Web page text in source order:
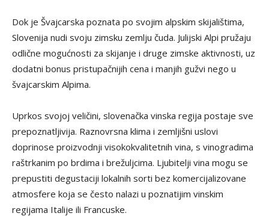
Dok je Švajcarska poznata po svojim alpskim skijalištima,
Slovenija nudi svoju zimsku zemlju čuda. Julijski Alpi pružaju
odlične mogućnosti za skijanje i druge zimske aktivnosti, uz
dodatni bonus pristupačnijih cena i manjih gužvi nego u
švajcarskim Alpima.
Uprkos svojoj veličini, slovenačka vinska regija postaje sve
prepoznatljivija. Raznovrsna klima i zemljišni uslovi
doprinose proizvodnji visokokvalitetnih vina, s vinogradima
raštrkanim po brdima i brežuljcima. Ljubitelji vina mogu se
prepustiti degustaciji lokalnih sorti bez komercijalizovane
atmosfere koja se često nalazi u poznatijim vinskim
regijama Italije ili Francuske.